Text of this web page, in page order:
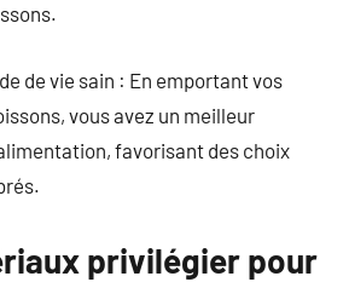
de vie sain : En emportant vos
vous avez un meilleur
favorisant des choix
privilégier pour